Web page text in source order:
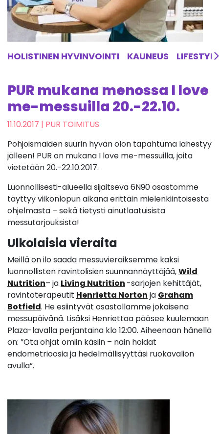
HOLISTINEN HYVINVOINTI KAUNEUS LIFESTYLE
PUR mukana menossa I love
me-messuilla 20.-22.10.
11.10.2017 | PUR TOIMITUS
Pohjoismaiden suurin hyvän olon tapahtuma lähestyy
jälleen! PUR on mukana I love me-messuilla, joita
vietetään 20.-22.10.2017.
Luonnollisesti-alueella sijaitseva 6N90 osastomme
täyttyy viikonlopun aikana erittäin mielenkiintoisesta
ohjelmasta – sekä tietysti ainutlaatuisista
messutarjouksista!
Ulkolaisia vieraita
Meillä on ilo saada messuvieraiksemme kaksi
luonnollisten ravintolisien suunnannäyttäjää,Wild
Nutrition– ja Living Nutrition -sarjojen kehittäjät,
ravintoterapeutit Henrietta Norton ja Graham
Botfield. He esiintyvät osastollamme jokaisena
messupäivänä. Lisäksi Henriettaa pääsee kuulemaan
Plaza-lavalla perjantaina klo 12:00. Aiheenaan hänellä
on: ”Ota ohjat omiin käsiin – näin hoidat
endometrioosia ja hedelmällisyyttäsi ruokavalion
avulla”.